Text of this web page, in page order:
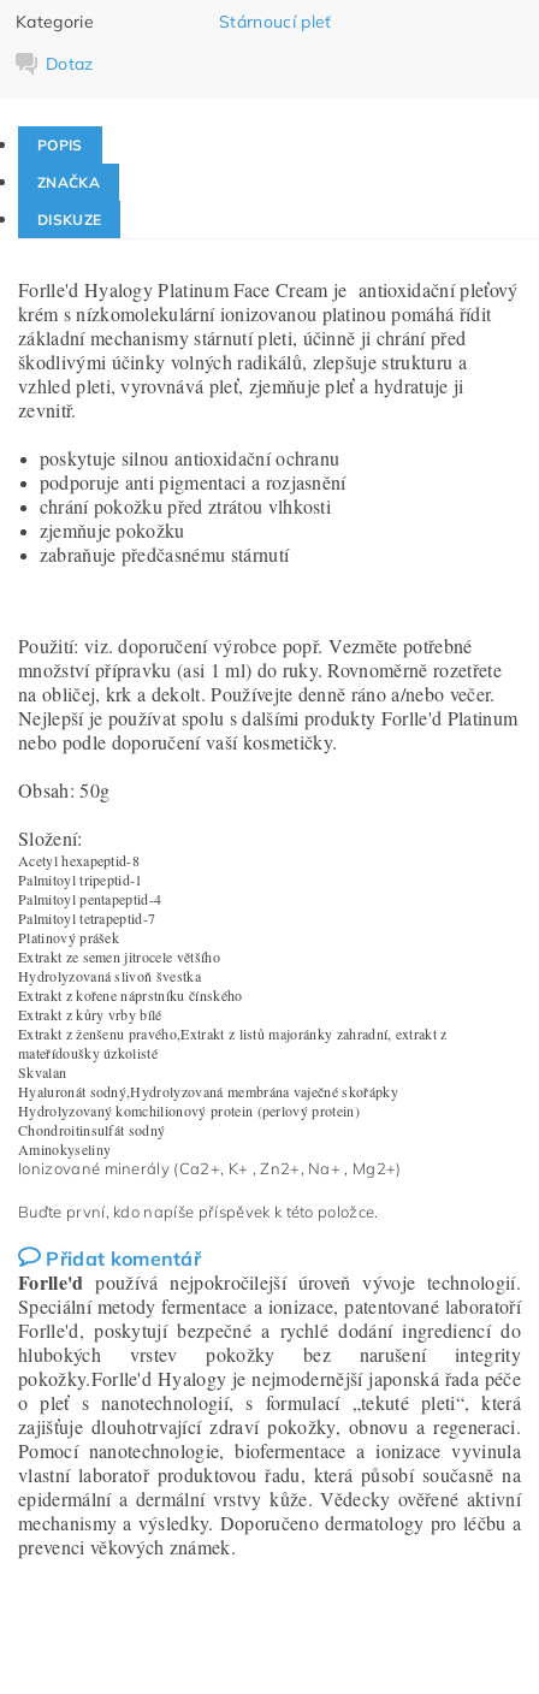
Kategorie
Stárnoucí pleť
Dotaz
POPIS
ZNAČKA
DISKUZE
Forlle'd Hyalogy Platinum Face Cream je antioxidační pleťový
krém s nízkomolekulární ionizovanou platinou pomáhá řídit
základní mechanismy stárnutí pleti, účinně ji chrání před
škodlivými účinky volných radikálů, zlepšuje strukturu a
vzhled pleti, vyrovnává pleť, zjemňuje pleť a hydratuje ji
zevnitř.
poskytuje silnou antioxidační ochranu
podporuje anti pigmentaci a rozjasnění
chrání pokožku před ztrátou vlhkosti
zjemňuje pokožku
zabraňuje předčasnému stárnutí
Použití: viz. doporučení výrobce popř. Vezměte potřebné
množství přípravku (asi 1 ml) do ruky. Rovnoměrně rozetřete
na obličej, krk a dekolt. Používejte denně ráno a/nebo večer.
Nejlepší je používat spolu s dalšími produkty Forlle'd Platinum
nebo podle doporučení vaší kosmetičky.
Obsah: 50g
Složení:
Acetyl hexapeptid-8
Palmitoyl tripeptid-1
Palmitoyl pentapeptid-4
Palmitoyl tetrapeptid-7
Platinový prášek
Extrakt ze semen jitrocele většího
Hydrolyzovaná slivoň švestka
Extrakt z kořene náprstníku čínského
Extrakt z kůry vrby bílé
Extrakt z ženšenu pravého,Extrakt z listů majoránky zahradní, extrakt z
mateřídoušky úzkolisté
Skvalan
Hyaluronát sodný,Hydrolyzovaná membrána vaječné skořápky
Hydrolyzovaný komchilionový protein (perlový protein)
Chondroitinsulfát sodný
Aminokyseliny
Ionizované minerály (Ca2+, K+ , Zn2+, Na+ , Mg2+)
Buďte první, kdo napíše příspěvek k této položce.
Přidat komentář
Forlle'd používá nejpokročilejší úroveň vývoje technologií.
Speciální metody fermentace a ionizace, patentované laboratoří
Forlle'd, poskytují bezpečné a rychlé dodání ingrediencí do
hlubokých vrstev pokožky bez narušení integrity
pokožky.Forlle'd Hyalogy je nejmodernější japonská řada péče
o pleť s nanotechnologií, s formulací „tekuté pleti“, která
zajišťuje dlouhotrvající zdraví pokožky, obnovu a regeneraci.
Pomocí nanotechnologie, biofermentace a ionizace vyvinula
vlastní laboratoř produktovou řadu, která působí současně na
epidermální a dermální vrstvy kůže. Vědecky ověřené aktivní
mechanismy a výsledky. Doporučeno dermatology pro léčbu a
prevenci věkových známek.